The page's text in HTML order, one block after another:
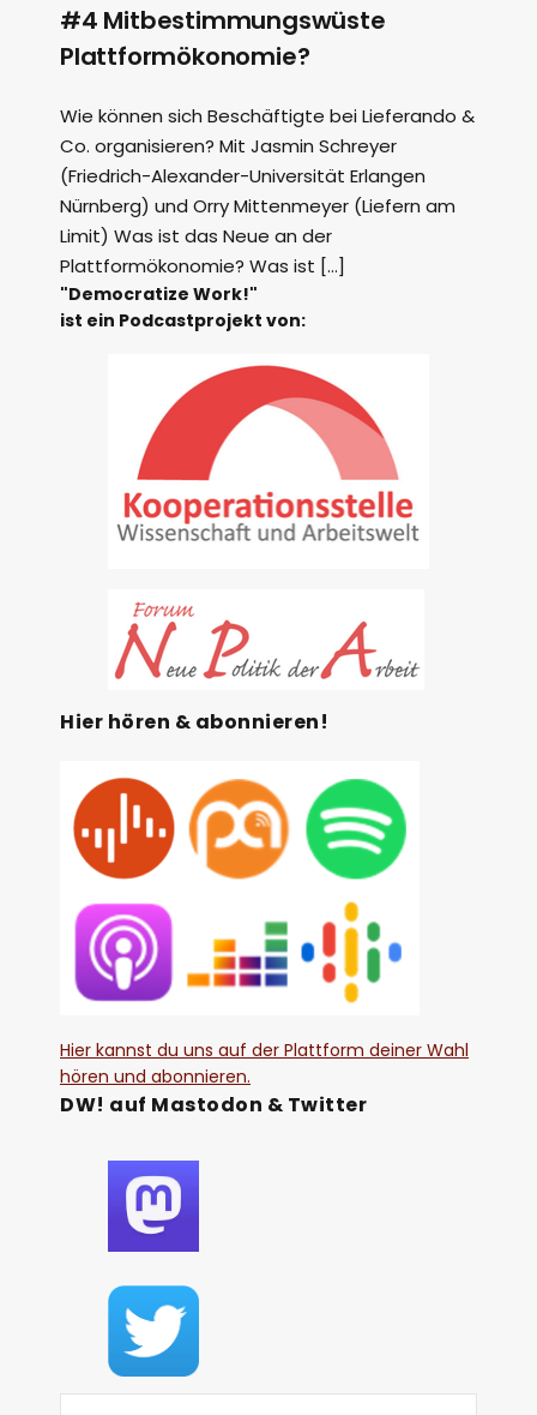
#4 Mitbestimmungswüste
Plattformökonomie?
Wie können sich Beschäftigte bei Lieferando &
Co. organisieren? Mit Jasmin Schreyer
(Friedrich-Alexander-Universität Erlangen
Nürnberg) und Orry Mittenmeyer (Liefern am
Limit) Was ist das Neue an der
Plattformökonomie? Was ist […]
"Democratize Work!"
ist ein Podcastprojekt von:
Hier hören & abonnieren!
Hier kannst du uns auf der Plattform deiner Wahl
hören und abonnieren.
DW! auf Mastodon & Twitter